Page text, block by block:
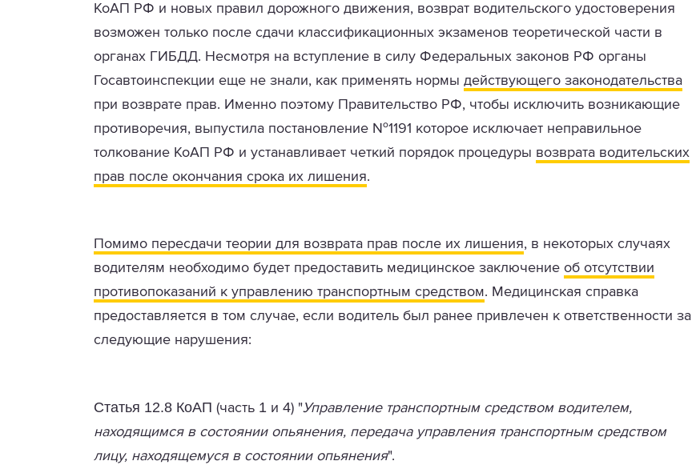
КоАП РФ и новых правил дорожного движения, возврат водительского удостоверения
возможен только после сдачи классификационных экзаменов теоретической части в
органах ГИБДД. Несмотря на вступление в силу Федеральных законов РФ органы
Госавтоинспекции еще не знали, как применять нормы действующего законодательства
при возврате прав. Именно поэтому Правительство РФ, чтобы исключить возникающие
противоречия, выпустила постановление №1191 которое исключает неправильное
толкование КоАП РФ и устанавливает четкий порядок процедуры возврата водительских
прав после окончания срока их лишения.
Помимо пересдачи теории для возврата прав после их лишения, в некоторых случаях
водителям необходимо будет предоставить медицинское заключение об отсутствии
противопоказаний к управлению транспортным средством. Медицинская справка
предоставляется в том случае, если водитель был ранее привлечен к ответственности за
следующие нарушения:
Статья 12.8 КоАП (часть 1 и 4) "Управление транспортным средством водителем,
находящимся в состоянии опьянения, передача управления транспортным средством
лицу, находящемуся в состоянии опьянения".